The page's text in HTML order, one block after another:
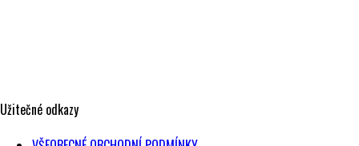
Užitečné odkazy